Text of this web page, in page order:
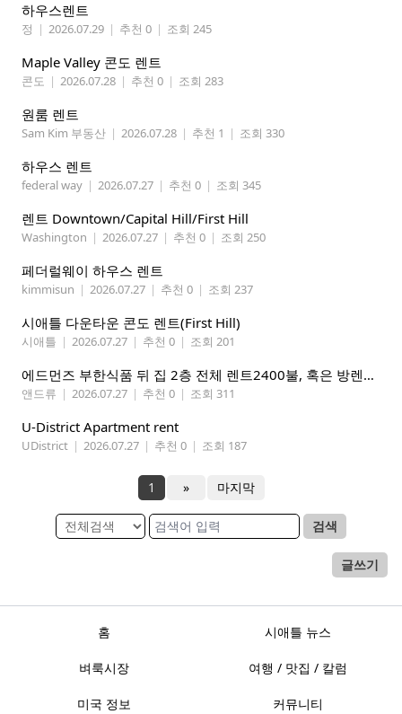
하우스렌트
정 | 2026.07.29 | 추천 0 | 조회 245
Maple Valley 콘도 렌트
콘도 | 2026.07.28 | 추천 0 | 조회 283
원룸 렌트
Sam Kim 부동산 | 2026.07.28 | 추천 1 | 조회 330
하우스 렌트
federal way | 2026.07.27 | 추천 0 | 조회 345
렌트 Downtown/Capital Hill/First Hill
Washington | 2026.07.27 | 추천 0 | 조회 250
페더럴웨이 하우스 렌트
kimmisun | 2026.07.27 | 추천 0 | 조회 237
시애틀 다운타운 콘도 렌트(First Hill)
시애틀 | 2026.07.27 | 추천 0 | 조회 201
에드먼즈 부한식품 뒤 집 2층 전체 렌트2400불, 혹은 방렌트 800불*2개, 마스터베드 950불. 방 3개 중에 골라 쓰세요!
앤드류 | 2026.07.27 | 추천 0 | 조회 311
U-District Apartment rent
UDistrict | 2026.07.27 | 추천 0 | 조회 187
1 » 마지막
검색
글쓰기
홈 시애틀 뉴스
벼룩시장 여행 / 맛집 / 칼럼
미국 정보 커뮤니티